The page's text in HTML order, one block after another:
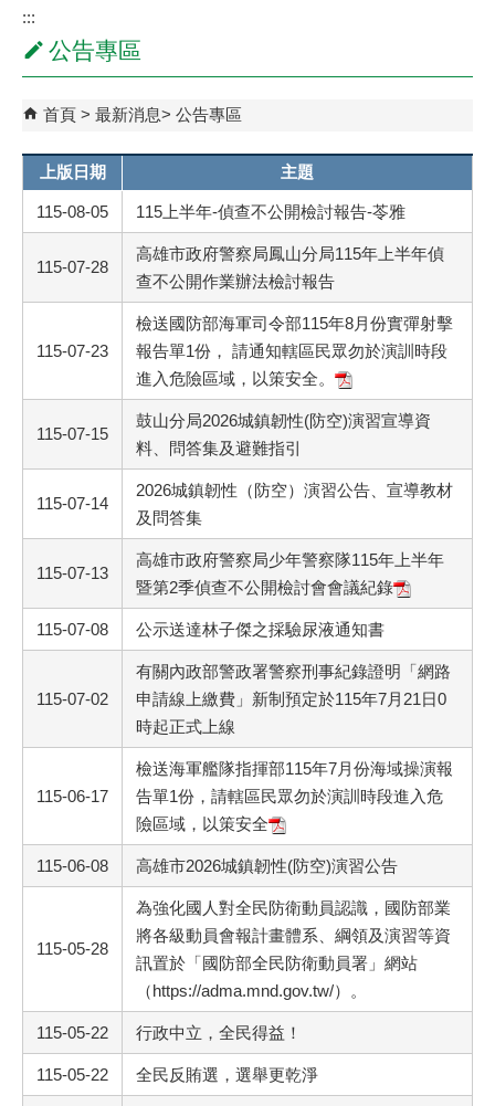
:::
公告專區
首頁 最新消息 公告專區
上版日期 主題
115-08-05 115上半年-偵查不公開檢討報告-苓雅
115-07-28
高雄市政府警察局鳳山分局115年上半年偵
查不公開作業辦法檢討報告
115-07-23
檢送國防部海軍司令部115年8月份實彈射擊
報告單1份， 請通知轄區民眾勿於演訓時段
進入危險區域，以策安全。
115-07-15
鼓山分局2026城鎮韌性(防空)演習宣導資
料、問答集及避難指引
115-07-14
2026城鎮韌性（防空）演習公告、宣導教材
及問答集
115-07-13
高雄市政府警察局少年警察隊115年上半年
暨第2季偵查不公開檢討會會議紀錄
115-07-08 公示送達林子傑之採驗尿液通知書
115-07-02
有關內政部警政署警察刑事紀錄證明「網路
申請線上繳費」新制預定於115年7月21日0
時起正式上線
115-06-17
檢送海軍艦隊指揮部115年7月份海域操演報
告單1份，請轄區民眾勿於演訓時段進入危
險區域，以策安全
115-06-08 高雄市2026城鎮韌性(防空)演習公告
115-05-28
為強化國人對全民防衛動員認識，國防部業
將各級動員會報計畫體系、綱領及演習等資
訊置於「國防部全民防衛動員署」網站
（https://adma.mnd.gov.tw/）。
115-05-22 行政中立，全民得益！
115-05-22 全民反賄選，選舉更乾淨